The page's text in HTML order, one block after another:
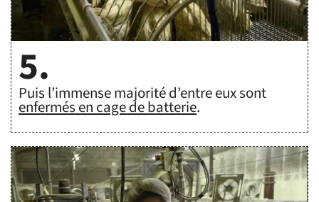
5.
Puis l’immense majorité d’entre eux sont
enfermés en cage de batterie.